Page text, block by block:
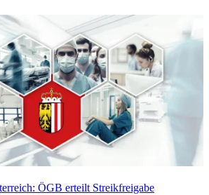
ÖGB erteilt Streikfreigabe